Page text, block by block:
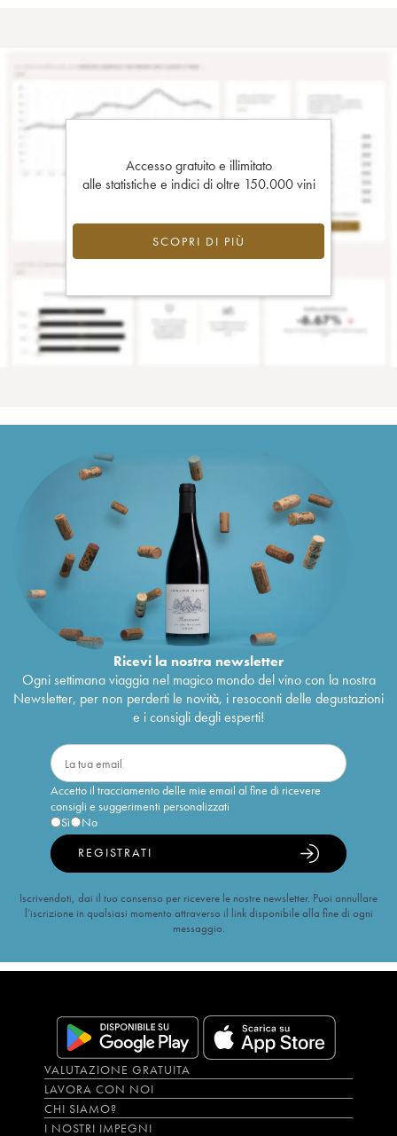
Accesso gratuito e illimitato
alle statistiche e indici di oltre 150.000 vini
SCOPRI DI PIÙ
Ricevi la nostra newsletter
Ogni settimana viaggia nel magico mondo del vino con la nostra
Newsletter, per non perderti le novità, i resoconti delle degustazioni
e i consigli degli esperti!
Accetto il tracciamento delle mie email al fine di ricevere
consigli e suggerimenti personalizzati
Sì
No
REGISTRATI
Iscrivendoti, dai il tuo consenso per ricevere le nostre newsletter. Puoi annullare
l’iscrizione in qualsiasi momento attraverso il link disponibile alla fine di ogni
messaggio.
VALUTAZIONE GRATUITA
LAVORA CON NOI
CHI SIAMO?
I NOSTRI IMPEGNI